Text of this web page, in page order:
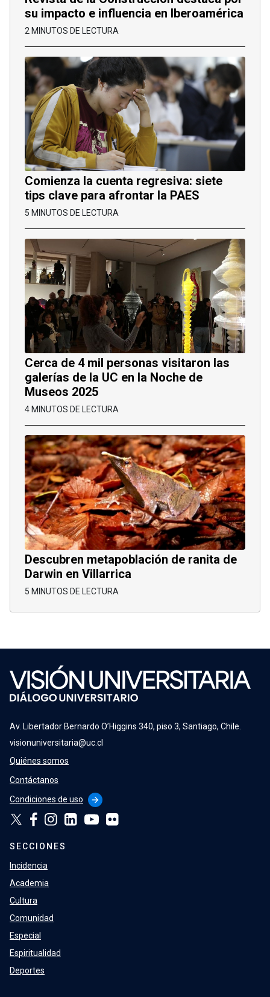
su impacto e influencia en Iberoamérica
2 MINUTOS DE LECTURA
Comienza la cuenta regresiva: siete
tips clave para afrontar la PAES
5 MINUTOS DE LECTURA
Cerca de 4 mil personas visitaron las
galerías de la UC en la Noche de
Museos 2025
4 MINUTOS DE LECTURA
Descubren metapoblación de ranita de
Darwin en Villarrica
5 MINUTOS DE LECTURA
Av. Libertador Bernardo O’Higgins 340, piso 3, Santiago, Chile.
visionuniversitaria@uc.cl
Quiénes somos
Contáctanos
Condiciones de uso
arrow_forward
SECCIONES
Incidencia
Academia
Cultura
Comunidad
Especial
Espiritualidad
Deportes